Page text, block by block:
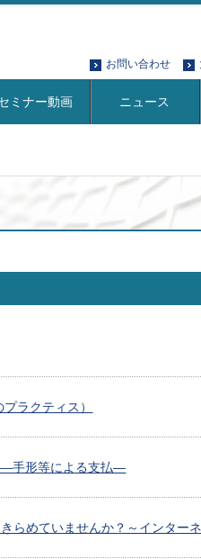
お問い合わせ
ミナー動画 ニュース
ラクティス）
―手形等による支払―
らめていませんか？～インター